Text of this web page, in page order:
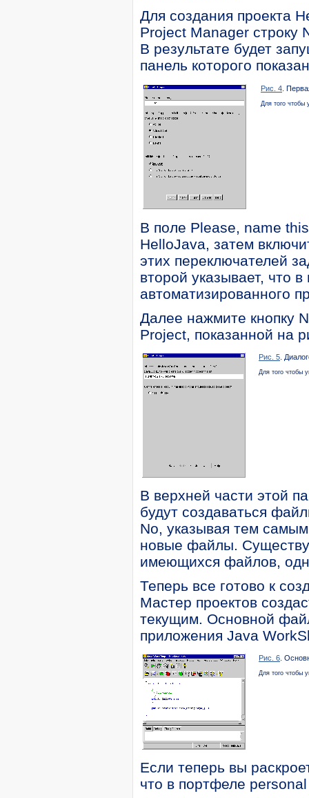
Для создания проекта
Project Manager строку
В результате будет
панель которого
Рис. 4 .
Для того
В поле Please, name
HelloJava, затем
этих переключателей
второй указывает, что
автоматизированного
Далее нажмите кнопку
Project, показанной на
Рис. 5 .
Для того чтобы
В верхней части этой
будут создаваться
No, указывая тем
новые файлы.
имеющихся файлов,
Теперь все готово к
Мастер проектов
текущим. Основной
приложения Java
Рис. 6 .
Для того чтобы
Если теперь вы
что в портфеле